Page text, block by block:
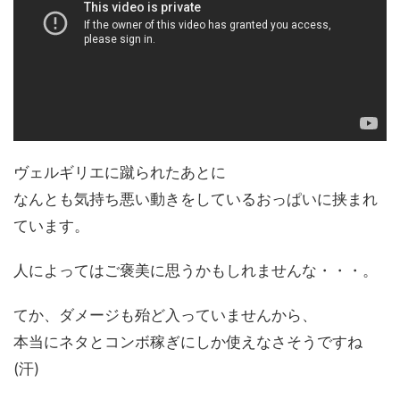
ヴェルギリエに蹴られたあとに
なんとも気持ち悪い動きをしているおっぱいに挟まれ
ています。
人によってはご褒美に思うかもしれませんな・・・。
てか、ダメージも殆ど入っていませんから、
本当にネタとコンボ稼ぎにしか使えなさそうですね
(汗)